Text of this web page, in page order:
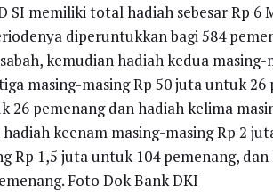
SI memiliki total hadiah sebesar Rp
diperuntukkan bagi 584
kemudian hadiah kedua
masing-masing Rp 50 juta untuk
26 pemenang dan hadiah kelima
keenam masing-masing Rp 2
Rp 1,5 juta untuk 104 pemenang,
Foto Dok Bank DKI